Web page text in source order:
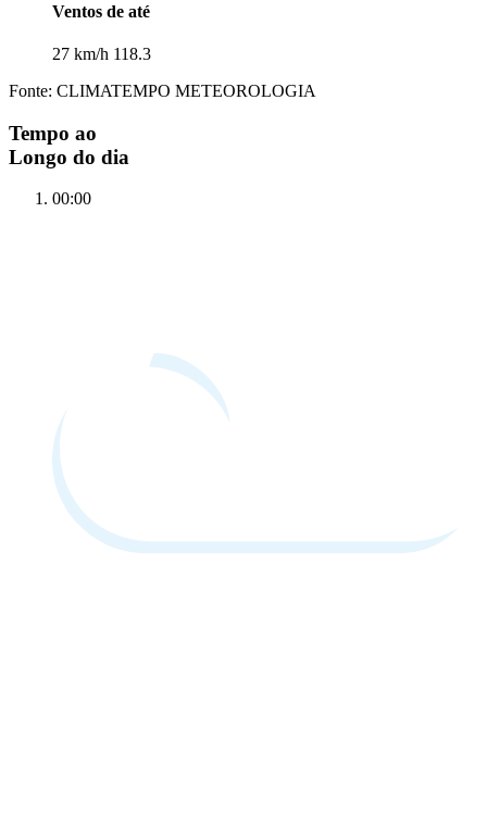
Ventos de até
27 km/h 118.3
Fonte: CLIMATEMPO METEOROLOGIA
Tempo ao
Longo do dia
00:00